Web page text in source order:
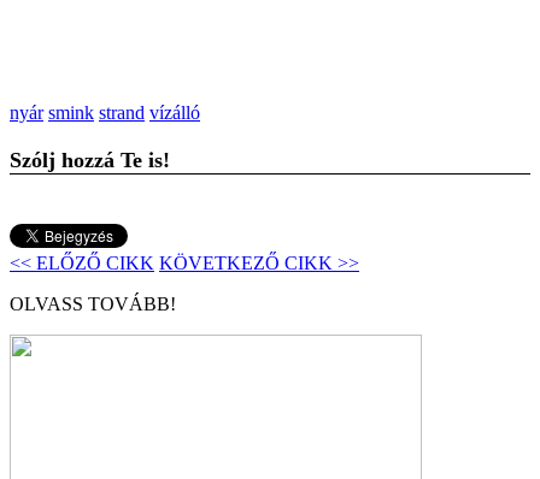
nyár smink strand vízálló
Szólj hozzá Te is!
<< ELŐZŐ CIKK KÖVETKEZŐ CIKK >>
OLVASS TOVÁBB!